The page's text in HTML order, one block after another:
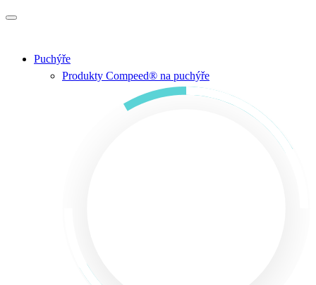
Přejít na hlavní obsah
Puchýře
Produkty Compeed® na puchýře